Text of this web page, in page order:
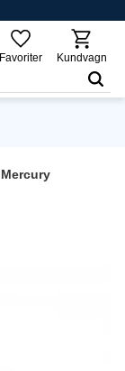
Favoriter Kundvagn
Mercury